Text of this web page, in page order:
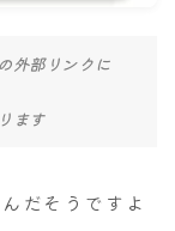
外部リンクに
ます
だそうですよ